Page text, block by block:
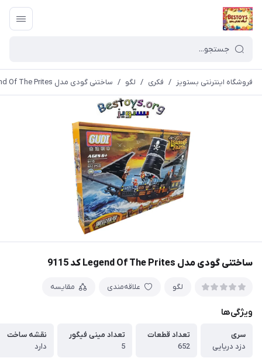
فروشگاه اینترنتی بستویز / فکری / لگو / ساختنی گودی مدل Legend Of The Prites کد 9115
ساختنی گودی مدل Legend Of The Prites کد 9115
لگو علاقه‌مندی مقایسه
ویژگی‌ها
سری
دزد دریایی
تعداد قطعات
652
تعداد مینی فیگور
5
نقشه ساخت
دارد